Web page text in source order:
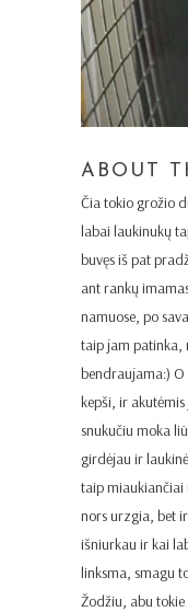
ABOUT
Čia tokio grožio
labai laukinukų
buvęs iš pat
ant rankų
namuose, po
taip jam patinka,
bendraujama:)
kepši, ir
snukučiu moka
girdėjau ir
taip
nors urzgia, bet
išniurkau ir kai
linksma, smagu
Žodžiu, abu tokie